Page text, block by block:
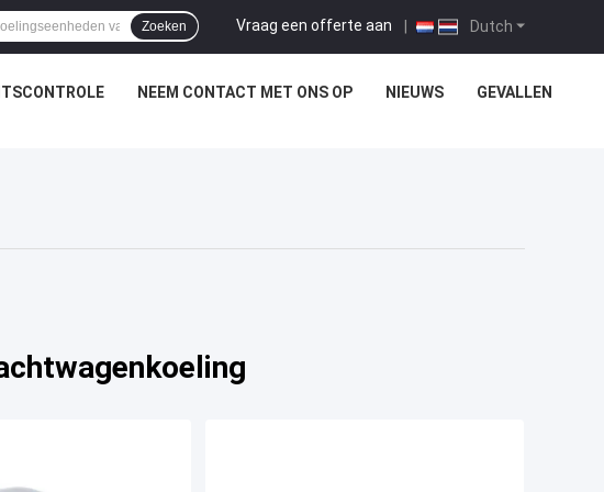
Dutch
Vraag een offerte aan |
Zoeken
NEEM CONTACT MET ONS OP NIEUWS GEVALLEN